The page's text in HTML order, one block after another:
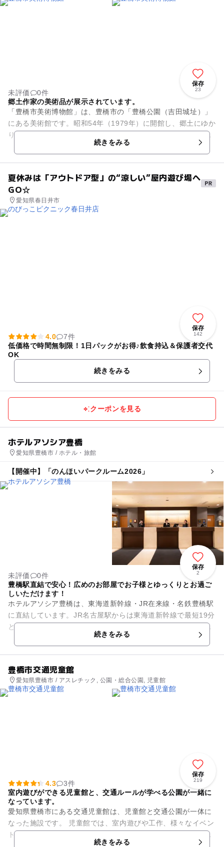
保存
23
未評価
0件
郷土作家の美術品が展示されています。
「豊橋市美術博物館」は、豊橋市の「豊橋公園（吉田城址）」
にある美術館です。昭和54年（1979年）に開館し、郷土にゆか
りのある作家の美術品、歴史・民俗に関する資料などが収蔵・
続きをみる
夏休みは「アウトドア型」の“涼しい”屋内遊び場へ
GO☆
愛知県春日井市
保存
142
4.0
7件
低価格で時間無制限！1日パックがお得♪飲食持込＆保護者交代
OK
続きをみる
クーポンを見る
ホテルアソシア豊橋
愛知県豊橋市 / ホテル・旅館
【開催中】「のんほいパークルーム2026」
保存
2
未評価
0件
豊橋駅直結で安心！広めのお部屋でお子様とゆっくりとお過ご
しいただけます！
ホテルアソシア豊橋は、東海道新幹線・JR在来線・名鉄豊橋駅
に直結しています。JR名古屋駅からは東海道新幹線で最短19分
とアクセス抜群で、東海地方の観光拠点にぴったりです。また
続きをみる
豊橋市交通児童館
愛知県豊橋市 / アスレチック, 公園・総合公園, 児童館
保存
219
4.3
3件
室内遊びができる児童館と、交通ルールが学べる公園が一緒に
なっています。
愛知県豊橋市にある交通児童館は、児童館と交通公園が一体に
なった施設です。 児童館では、室内遊びや工作、様々なイベン
トが行われており、雨でも遊べる施設です。館内には図書室、
続きをみる